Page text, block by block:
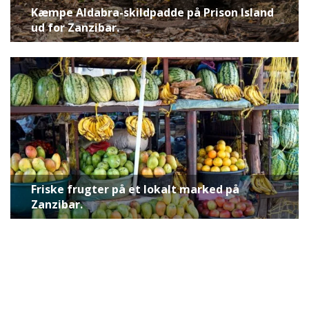
Kæmpe Aldabra-skildpadde på Prison Island
ud for Zanzibar.
Friske frugter på et lokalt marked på
Zanzibar.